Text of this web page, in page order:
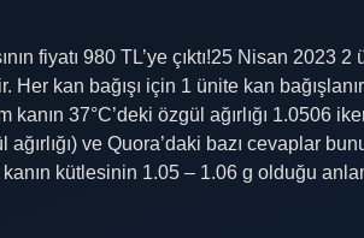
fiyatı 980 TL’ye çıktı!25 Nisan 2023
Her kan bağışı için 1 ünite kan
37°C’deki özgül ağırlığı 1.0506
ağırlığı) ve Quora’daki bazı cevaplar
kanın kütlesinin 1.05 – 1.06 g olduğu